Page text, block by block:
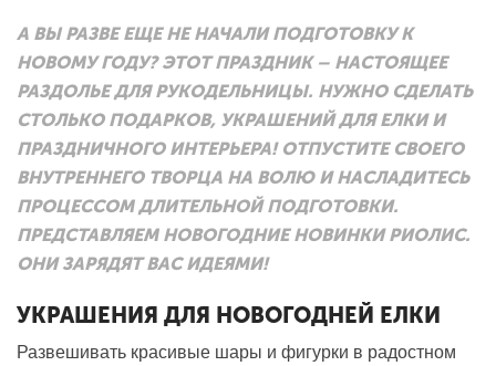
А ВЫ РАЗВЕ ЕЩЕ НЕ НАЧАЛИ ПОДГОТОВКУ К
НОВОМУ ГОДУ? ЭТОТ ПРАЗДНИК – НАСТОЯЩЕЕ
РАЗДОЛЬЕ ДЛЯ РУКОДЕЛЬНИЦЫ. НУЖНО СДЕЛАТЬ
СТОЛЬКО ПОДАРКОВ, УКРАШЕНИЙ ДЛЯ ЕЛКИ И
ПРАЗДНИЧНОГО ИНТЕРЬЕРА! ОТПУСТИТЕ СВОЕГО
ВНУТРЕННЕГО ТВОРЦА НА ВОЛЮ И НАСЛАДИТЕСЬ
ПРОЦЕССОМ ДЛИТЕЛЬНОЙ ПОДГОТОВКИ.
ПРЕДСТАВЛЯЕМ НОВОГОДНИЕ НОВИНКИ РИОЛИС.
ОНИ ЗАРЯДЯТ ВАС ИДЕЯМИ!
УКРАШЕНИЯ ДЛЯ НОВОГОДНЕЙ ЕЛКИ
Развешивать красивые шары и фигурки в радостном